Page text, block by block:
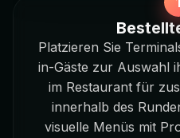
Platzieren Sie
in-Gäste zur Auswahl
im Restaurant für
innerhalb des
visuelle Menüs mit